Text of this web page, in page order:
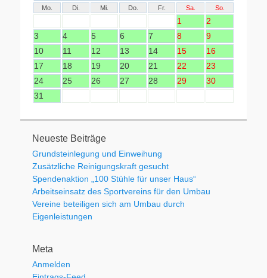
Mo. Di. Mi. Do. Fr. Sa. So.
1
2
3
4 5 6 7 8
9
10
11 12 13 14 15
16
17
18 19 20 21 22
23
24
25 26 27 28 29
30
31
Neueste Beiträge
Grundsteinlegung und Einweihung
Zusätzliche Reinigungskraft gesucht
Spendenaktion „100 Stühle für unser Haus“
Arbeitseinsatz des Sportvereins für den Umbau
Vereine beteiligen sich am Umbau durch
Eigenleistungen
Meta
Anmelden